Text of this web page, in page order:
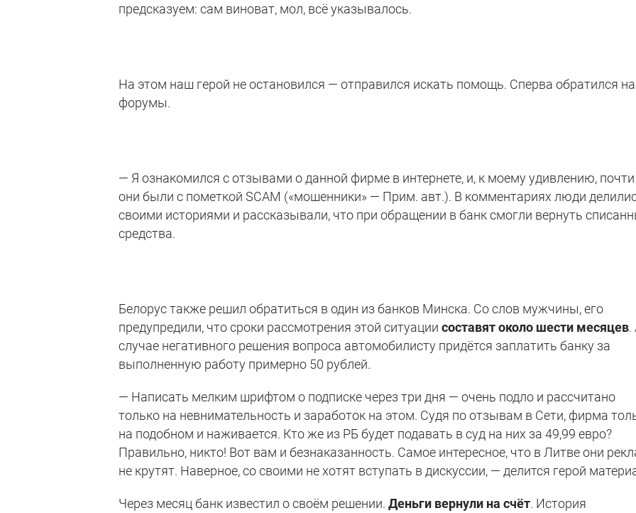
предсказуем: сам виноват, мол, всё указывалось.
На этом наш герой не остановился — отправился искать помощь. Сперва обратился на
форумы.
— Я ознакомился с отзывами о данной фирме в интернете, и, к моему удивлению, почти
они были с пометкой SCAM («мошенники» — Прим. авт.). В комментариях люди
своими историями и рассказывали, что при обращении в банк смогли вернуть
средства.
Белорус также решил обратиться в один из банков Минска. Со слов мужчины, его
предупредили, что сроки рассмотрения этой ситуациисоставят около шести месяцев.
случае негативного решения вопроса автомобилисту придётся заплатить банку за
выполненную работу примерно 50 рублей.
— Написать мелким шрифтом о подписке через три дня — очень подло и рассчитано
только на невнимательность и заработок на этом. Судя по отзывам в Сети, фирма
на подобном и наживается. Кто же из РБ будет подавать в суд на них за 49,99 евро?
Правильно, никто! Вот вам и безнаказанность. Самое интересное, что в Литве они
не крутят. Наверное, со своими не хотят вступать в дискуссии, — делится герой
Через месяц банк известил о своём решении.Деньги вернули на счёт. История